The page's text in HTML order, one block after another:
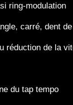
ring-modulation
carré, dent
réduction de la
du tap tempo